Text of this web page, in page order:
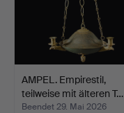
AMPEL. Empirestil,
teilweise mit älteren T…
Beendet 29. Mai 2026